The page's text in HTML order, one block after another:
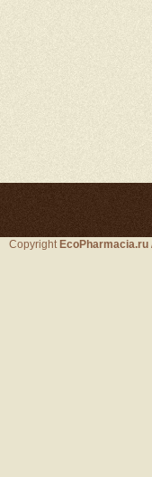
Copyright EcoPharmacia.ru